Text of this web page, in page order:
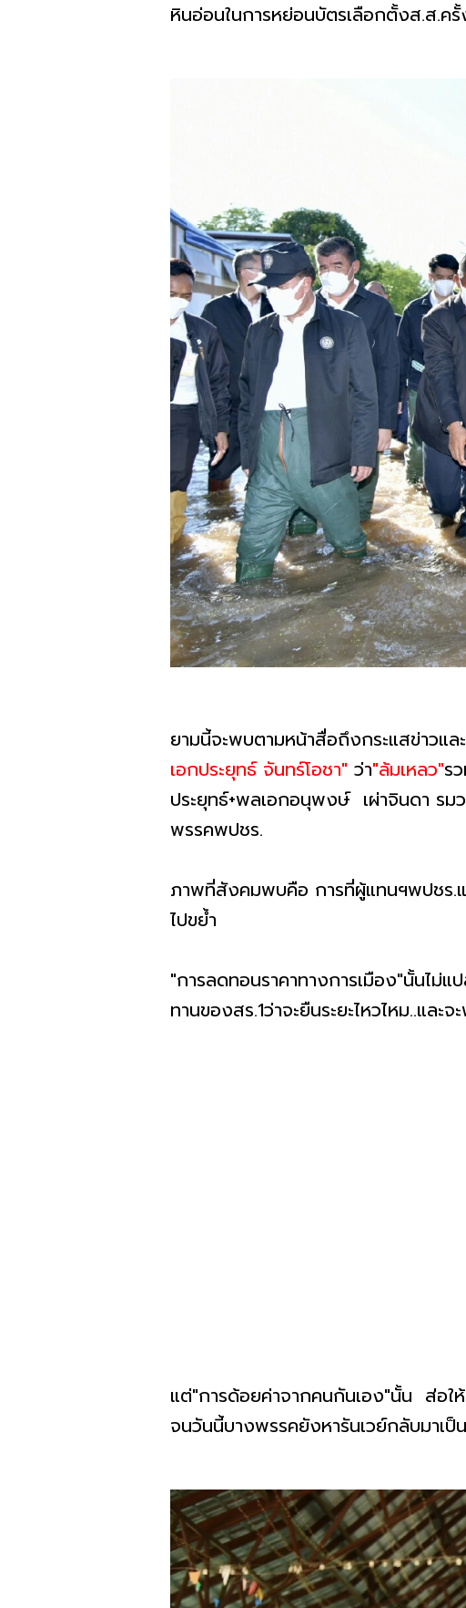
หินอ่อนในการหย่อนบัตรเลือกตั้งส.ส.ครั้
ยามนี้จะพบตามหน้าสื่อถึงกระแสข่าวแ
เอกประยุทธ์ จันทร์โอชา" ว่า"ล้มเหลว"ร
ประยุทธ์+พลเอกอนุพงษ์ เผ่าจินดา ร
พรรคพปชร.
ภาพที่สังคมพบคือ การที่ผู้แทนฯพปชร.
ไปขย้ำ
"การลดทอนราคาทางการเมือง"นั้นไม่
ทานของสร.1ว่าจะยืนระยะไหวไหม..แล
แต่"การด้อยค่าจากคนกันเอง"นั้น ส่อใ
จนวันนี้บางพรรคยังหารันเวย์กลับมาเ